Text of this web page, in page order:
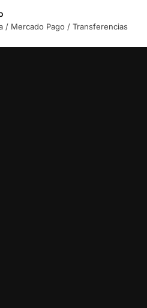
/ Mercado Pago / Transferencias